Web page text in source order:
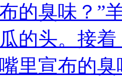
的臭味？”
的头。接
里宣布的